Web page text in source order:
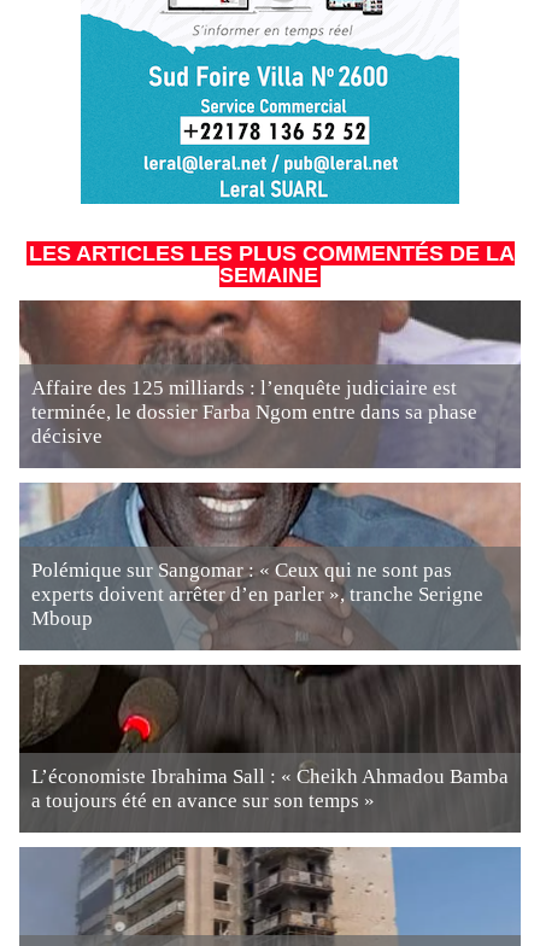
LES ARTICLES LES PLUS COMMENTÉS DE LA
SEMAINE
Affaire des 125 milliards : l’enquête judiciaire est
terminée, le dossier Farba Ngom entre dans sa phase
décisive
Polémique sur Sangomar : « Ceux qui ne sont pas
experts doivent arrêter d’en parler », tranche Serigne
Mboup
L’économiste Ibrahima Sall : « Cheikh Ahmadou Bamba
a toujours été en avance sur son temps »